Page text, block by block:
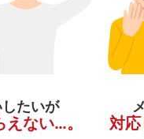
たいが
ない…。 対